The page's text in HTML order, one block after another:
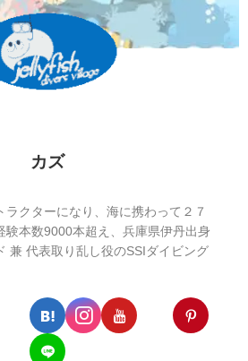
カズ
ラクターになり、海に携わって２７
験本数9000本超え、兵庫県伊丹出身
兼 代表取り乱し役のSSIダイビング